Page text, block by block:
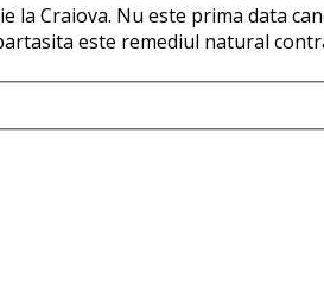
Craiova. Nu este prima data
este remediul natural